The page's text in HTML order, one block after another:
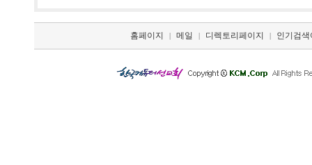
홈페이지 | 메일 | 디렉토리페이지 | 인기검색